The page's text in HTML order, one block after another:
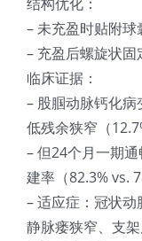
– 未充盈时贴附球
– 充盈后螺旋状固
临床证据：
– 股腘动脉钙化
低残余狭窄（
– 但24个月一期
建率（82.3% vs.
– 适应症：冠状
静脉瘘狭窄、支架